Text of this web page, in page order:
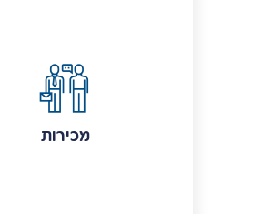
מכירות